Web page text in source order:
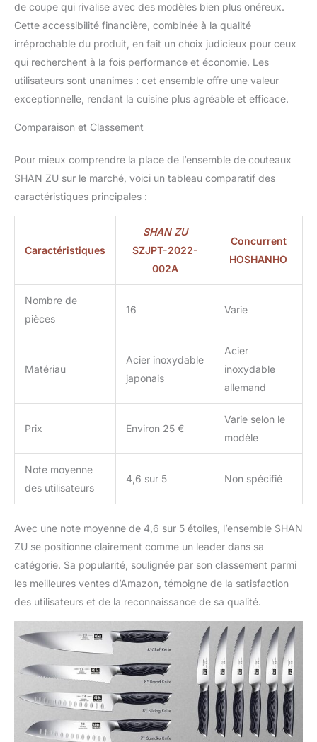
situé au sommet du
mont Funaoka à Kyoto.
SHAN ZU vise à apporter
cette merveilleuse
bénédiction à nos
clients. BOÎTE CADEAU
ÉLÉGANTE &
de qualité, idéal pour
spéciales comme Noël, la
fête des Pères, la fête
des Mères ou les
anniversaires. En cas de
question ou de besoin,
notre équipe reste à
votre écoute à tout
de coupe qui rivalise avec des modèles bien plus onéreux.
Cette accessibilité financière, combinée à la qualité
irréprochable du produit, en fait un choix judicieux pour ceux
qui recherchent à la fois performance et économie. Les
utilisateurs sont unanimes : cet ensemble offre une valeur
exceptionnelle, rendant la cuisine plus agréable et efficace.
Comparaison et Classement
Pour mieux comprendre la place de l’ensemble de couteaux
SHAN ZU sur le marché, voici un tableau comparatif des
caractéristiques principales :
Caractéristiques
SHAN ZU
SZJPT-2022-
002A
Concurrent
HOSHANHO
Nombre de
pièces
16 Varie
Matériau
Acier inoxydable
japonais
Acier
inoxydable
allemand
Prix Environ 25 €
Varie selon le
modèle
Note moyenne
des utilisateurs
4,6 sur 5 Non spécifié
Avec une note moyenne de 4,6 sur 5 étoiles, l’ensemble SHAN
ZU se positionne clairement comme un leader dans sa
catégorie. Sa popularité, soulignée par son classement parmi
les meilleures ventes d’Amazon, témoigne de la satisfaction
des utilisateurs et de la reconnaissance de sa qualité.